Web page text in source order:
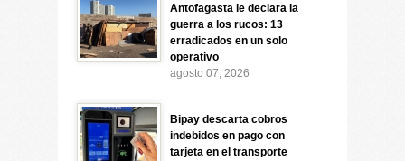
Antofagasta le declara la
guerra a los rucos: 13
erradicados en un solo
operativo
agosto 07, 2026
Bipay descarta cobros
indebidos en pago con
tarjeta en el transporte